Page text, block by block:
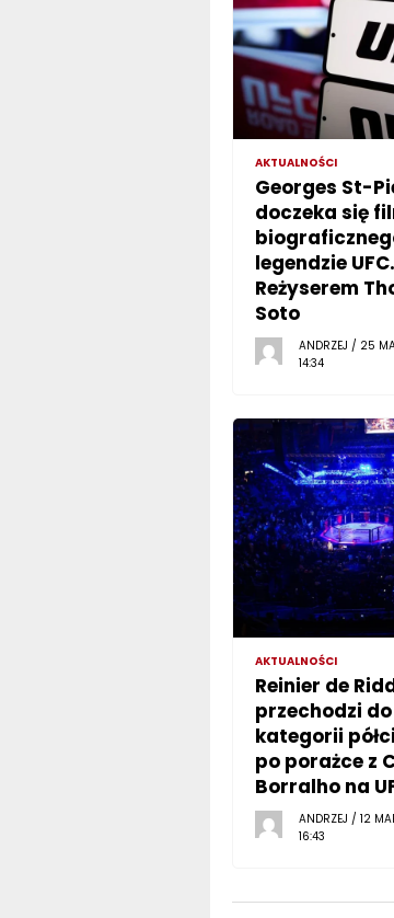
AKTUALNOŚCI
Georges St-
doczeka się
legendzie UFC.
Reżyserem
Soto
ANDRZEJ / 25
14:34
AKTUALNOŚCI
Reinier de
przechodzi do
kategorii
po porażce z
Borralho na
ANDRZEJ / 12
16:43